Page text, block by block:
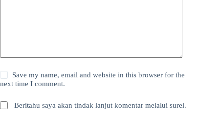
Save my name, email and website in this browser for the
next time I comment.
Beritahu saya akan tindak lanjut komentar melalui surel.